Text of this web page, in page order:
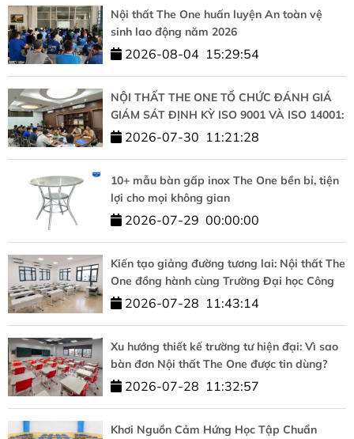
Nội thất The One huấn luyện An toàn vệ
sinh lao động năm 2026
2026-08-04 15:29:54
NỘI THẤT THE ONE TỔ CHỨC ĐÁNH GIÁ
GIÁM SÁT ĐỊNH KỲ ISO 9001 VÀ ISO 14001:
KHẲNG ĐỊNH CAM KẾT CHẤT LƯỢNG VÀ
2026-07-30 11:21:28
10+ mẫu bàn gấp inox The One bền bỉ, tiện
lợi cho mọi không gian
2026-07-29 00:00:00
Kiến tạo giảng đường tương lai: Nội thất The
One đồng hành cùng Trường Đại học Công
nghệ – ĐHQGHN
2026-07-28 11:43:14
Xu hướng thiết kế trường tư hiện đại: Vì sao
bàn đơn Nội thất The One được tin dùng?
2026-07-28 11:32:57
Khơi Nguồn Cảm Hứng Học Tập Chuẩn